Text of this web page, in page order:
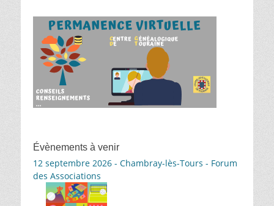
Évènements à venir
12 septembre 2026 - Chambray-lès-Tours - Forum
des Associations